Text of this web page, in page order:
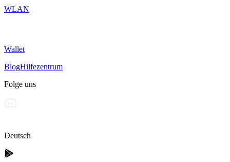
WLAN
Wallet
BlogHilfezentrum
Folge uns
Deutsch